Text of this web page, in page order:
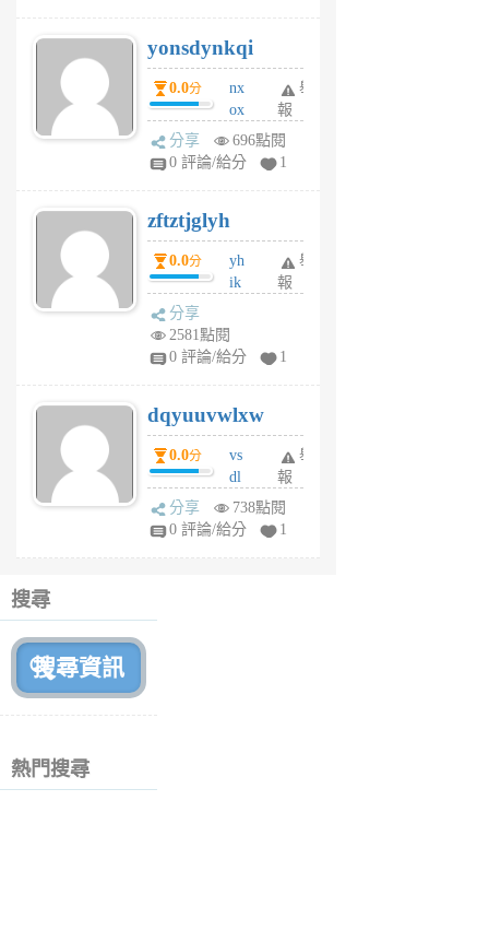
6
個
月
前
yonsdynkqi
0.0分
nx
ox
rh
pe
月
前
舉
報
分享
696點閱
0 評論/給分
1
zftztjglyh
0.0分
yh
ik
tu
6
個
月
前
舉
報
分享
2581點閱
0 評論/給分
1
dqyuuvwlxw
0.0分
vs
dl
sq
fy
舉
報
分享
738點閱
0 評論/給分
1
搜尋
熱門搜尋